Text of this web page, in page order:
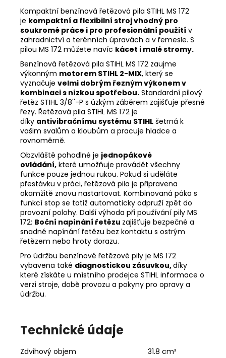
Kompaktní benzínová řetězová pila STIHL MS 172
je kompaktní a flexibilní stroj vhodný pro
soukromé práce i pro profesionální použití v
zahradnictví a terénních úpravách a v řemesle. S
pilou MS 172 můžete navíc kácet i malé stromy.
Benzínová řetězová pila STIHL MS 172 zaujme
výkonným motorem STIHL 2-MIX, který se
vyznačuje velmi dobrým řezným výkonem v
kombinaci s nízkou spotřebou. Standardní pilový
řetěz STIHL 3/8''-P s úzkým záběrem zajišťuje přesné
řezy. Řetězová pila STIHL MS 172 je
díky antivibračnímu systému STIHL šetrná k
vašim svalům a kloubům a pracuje hladce a
rovnoměrně.
Obzvláště pohodlné je jednopákové
ovládání, které umožňuje provádět všechny
funkce pouze jednou rukou. Pokud si uděláte
přestávku v práci, řetězová pila je připravena
okamžitě znovu nastartovat. Kombinovaná páka s
funkcí stop se totiž automaticky odpruží zpět do
provozní polohy. Další výhoda při používání pily MS
172: Boční napínání řetězu zajišťuje bezpečné a
snadné napínání řetězu bez kontaktu s ostrým
řetězem nebo hroty dorazu.
Pro údržbu benzínové řetězové pily je MS 172
vybavena také diagnostickou zásuvkou,díky
které získáte u místního prodejce STIHL informace o
verzi stroje, době provozu a pokyny pro opravy a
údržbu.
Technické údaje
Zdvihový objem
31.8 cm³
ŽACÍ
HLAVA
SÍŤOVÉMU
KŘOVINOŘEZU
1.5MM
STRUNOU
5132002593
235
Kč